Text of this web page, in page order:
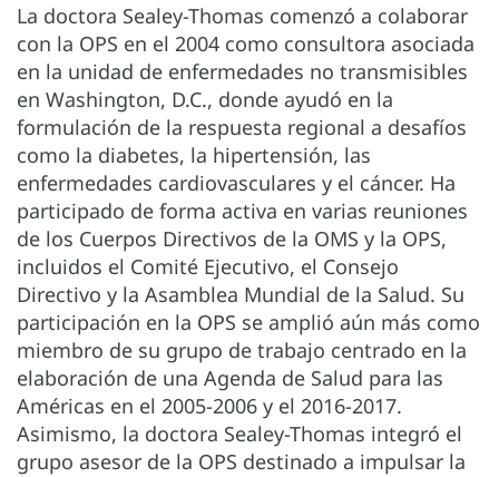
La doctora Sealey-Thomas comenzó a colaborar
con la OPS en el 2004 como consultora asociada
en la unidad de enfermedades no transmisibles
en Washington, D.C., donde ayudó en la
formulación de la respuesta regional a desafíos
como la diabetes, la hipertensión, las
enfermedades cardiovasculares y el cáncer. Ha
participado de forma activa en varias reuniones
de los Cuerpos Directivos de la OMS y la OPS,
incluidos el Comité Ejecutivo, el Consejo
Directivo y la Asamblea Mundial de la Salud. Su
participación en la OPS se amplió aún más como
miembro de su grupo de trabajo centrado en la
elaboración de una Agenda de Salud para las
Américas en el 2005-2006 y el 2016-2017.
Asimismo, la doctora Sealey-Thomas integró el
grupo asesor de la OPS destinado a impulsar la